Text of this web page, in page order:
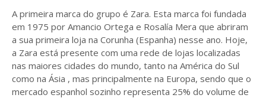
A primeira marca do grupo é Zara. Esta marca foi fundada
em 1975 por Amancio Ortega e Rosalía Mera que abriram
a sua primeira loja na Corunha (Espanha) nesse ano. Hoje,
a Zara está presente com uma rede de lojas localizadas
nas maiores cidades do mundo, tanto na América do Sul
como na Ásia , mas principalmente na Europa, sendo que o
mercado espanhol sozinho representa 25% do volume de